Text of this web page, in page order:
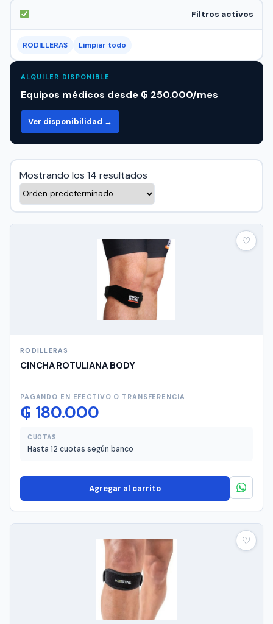
Filtros activos
RODILLERAS Limpiar todo
ALQUILER DISPONIBLE
Equipos médicos desde ₲ 250.000/mes
Ver disponibilidad →
Mostrando los 14 resultados
♡
RODILLERAS
CINCHA ROTULIANA BODY
PAGANDO EN EFECTIVO O TRANSFERENCIA
₲ 180.000
CUOTAS
Hasta 12 cuotas según banco
Agregar al carrito
♡